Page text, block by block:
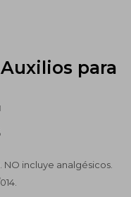
para
incluye analgésicos.